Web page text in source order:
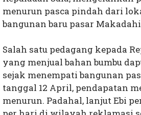
menurun pasca pindah dari
bangunan baru pasar
Salah satu pedagang kepada
yang menjual bahan bumbu
sejak menempati bangunan
tanggal 12 April, pendapatan
menurun. Padahal, lanjut Ebi